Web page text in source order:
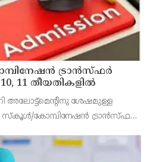
ട്രാൻസ്ഫർ
തീയതികളിൽ
അലോട്ട്‌മെന്റിനു ശേഷമുള്ള
സ്‌കൂൾ/കോമ്പിനേഷൻ ട്രാൻസ്ഫർ